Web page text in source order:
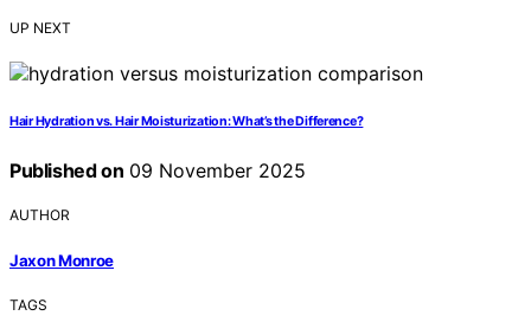
UP NEXT
Hair Hydration vs. Hair Moisturization: What’s the Difference?
Published on 09 November 2025
AUTHOR
Jaxon Monroe
TAGS